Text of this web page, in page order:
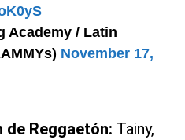
Academy / Latin
November 17,
Reggaetón: Tainy,